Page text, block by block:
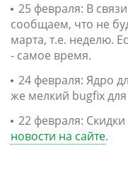
25 февраля: В
сообщаем, что не
марта, т.е. неделю.
- самое время.
24 февраля: Ядро
же мелкий bugfix
22 февраля:
новости на сайте.